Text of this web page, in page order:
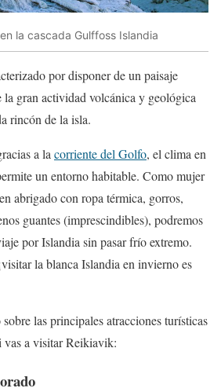
la cascada Gulffoss Islandia
por disponer de un paisaje
la gran actividad volcánica y geológica
rincón de la isla.
a lacorriente del Golfo, el clima en
un entorno habitable. Como mujer
abrigado con ropa térmica, gorros,
guantes (imprescindibles), podremos
por Islandia sin pasar frío extremo.
la blanca Islandia en invierno es
las principales atracciones turísticas
vas a visitar Reikiavik: